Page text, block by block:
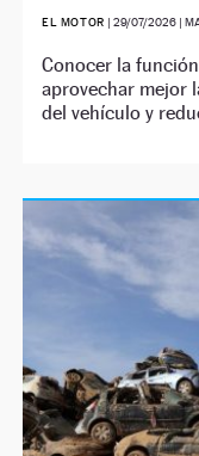
EL MOTOR | 29/07/2026|
Conocer la
aprovechar mejor
del vehículo y